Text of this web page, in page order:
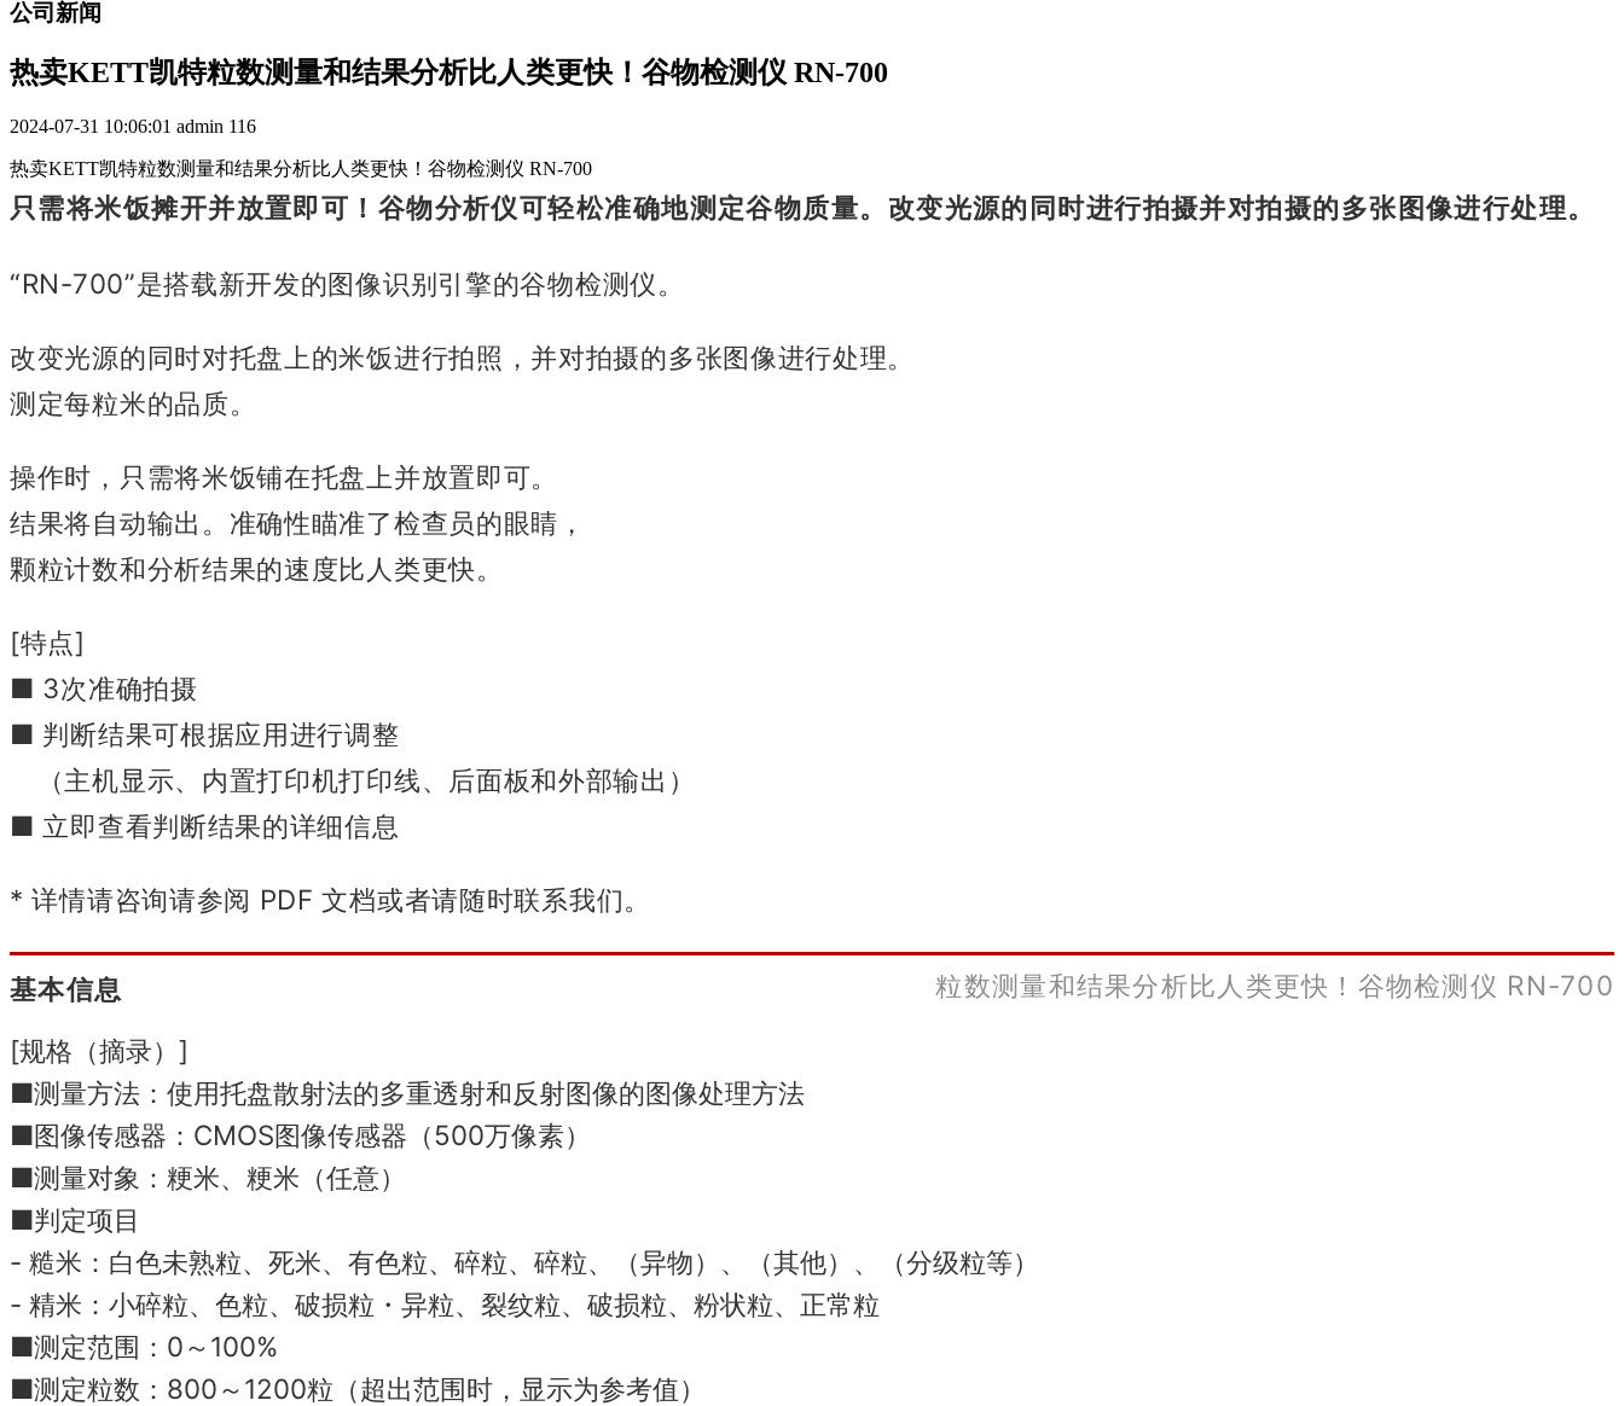
公司新闻
热卖KETT凯特粒数测量和结果分析比人类更快！谷物检测仪 RN-700
2024-07-31 10:06:01 admin 116
热卖KETT凯特粒数测量和结果分析比人类更快！谷物检测仪 RN-700
只需将米饭摊开并放置即可！ 谷物分析仪可轻松准确地测定谷物质量。 改变光源的同时进行拍摄并对拍摄的多张图像进行处理。
“RN-700”是搭载新开发的图像识别引擎的谷物检测仪。
改变光源的同时对托盘上的米饭进行拍照，并对拍摄的多张图像进行处理。
测定每粒米的品质。
操作时，只需将米饭铺在托盘上并放置即可。
结果将自动输出。 准确性瞄准了检查员的眼睛，
颗粒计数和分析结果的速度比人类更快。
[特点]
■ 3次准确拍摄
■ 判断结果可根据应用进行调整
（主机显示、内置打印机打印线、后面板和外部输出）
■ 立即查看判断结果的详细信息
* 详情请咨询请参阅 PDF 文档或者请随时联系我们。
基本信息 粒数测量和结果分析比人类更快！ 谷物检测仪 RN-700
[规格（摘录）]
■测量方法：使用托盘散射法的多重透射和反射图像的图像处理方法
■图像传感器：CMOS图像传感器（500万像素）
■测量对象：粳米、粳米（任意）
■判定项目
- 糙米：白色未熟粒、死米、有色粒、碎粒、碎粒、（异物）、（其他）、（分级粒等）
- 精米：小碎粒、色粒、破损粒・异粒、裂纹粒、破损粒、粉状粒、正常粒
■测定范围：0～100%
■测定粒数：800～1200粒（超出范围时，显示为参考值）